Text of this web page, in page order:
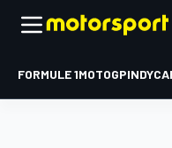
FORMULE 1MOTOGP